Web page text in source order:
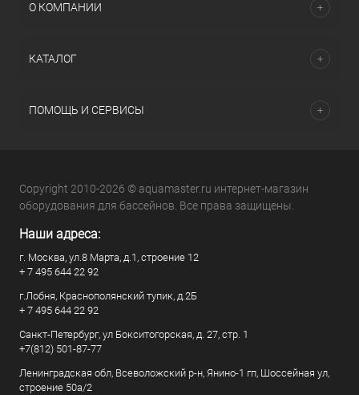
О КОМПАНИИ
КАТАЛОГ
ПОМОЩЬ И СЕРВИСЫ
Copyright 2010-2026 © aquamaster.ru интернет-магазин
оборудования для бассейнов. Все права защищены.
Наши адреса:
г. Москва, ул.8 Марта, д.1, строение 12
+ 7 495 644 22 92
г.Лобня, Краснополянский тупик, д.2Б
+ 7 495 644 22 92
Санкт-Петербург, ул Бокситогорская, д. 27, стр. 1
+7(812) 501-87-77
Ленинградская обл, Всеволожский р-н, Янино-1 гп, Шоссейная ул,
строение 50а/2